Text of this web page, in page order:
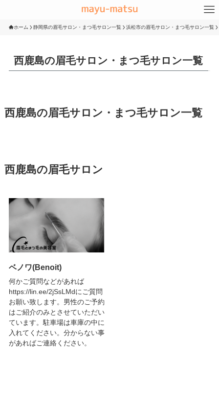
ホーム 静岡県の眉毛サロン・まつ毛サロン一覧 浜松市の眉毛サロン・まつ毛サロン一覧
西鹿島の眉毛サロン・まつ毛サロン一覧
西鹿島の眉毛サロン・まつ毛サロン一覧
西鹿島の眉毛サロン
ベノワ(Benoit)
何かご質問などがあれば
https://lin.ee/2jSsLMdにご質問
お願い致します。男性のご予約
はご紹介のみとさせていただい
ています。駐車場は車庫の中に
入れてください。分からない事
があればご連絡ください。